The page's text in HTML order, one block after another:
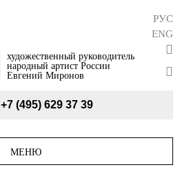
художественный руководитель
народный артист России
Евгений Миронов
РУС
ENG
+7 (495) 629 37 39
МЕНЮ